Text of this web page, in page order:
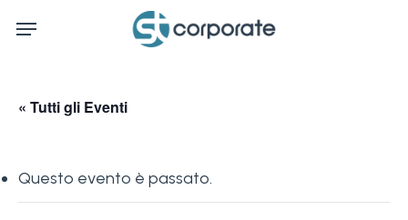
Menu
« Tutti gli Eventi
Questo evento è passato.